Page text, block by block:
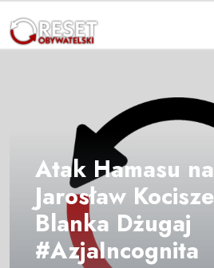
Atak Hamasu
Jarosław
Blanka Dżugaj
#AzjaIncognita